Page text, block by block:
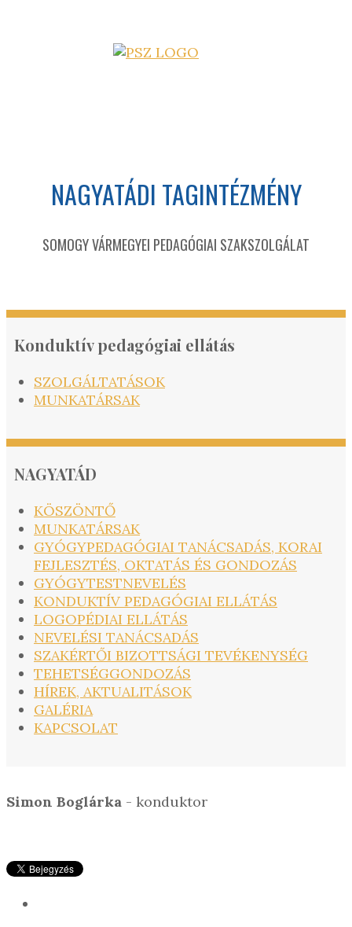
NAGYATÁDI TAGINTÉZMÉNY
SOMOGY VÁRMEGYEI PEDAGÓGIAI SZAKSZOLGÁLAT
Konduktív pedagógiai ellátás
SZOLGÁLTATÁSOK
MUNKATÁRSAK
NAGYATÁD
KÖSZÖNTŐ
MUNKATÁRSAK
GYÓGYPEDAGÓGIAI TANÁCSADÁS, KORAI
FEJLESZTÉS, OKTATÁS ÉS GONDOZÁS
GYÓGYTESTNEVELÉS
KONDUKTÍV PEDAGÓGIAI ELLÁTÁS
LOGOPÉDIAI ELLÁTÁS
NEVELÉSI TANÁCSADÁS
SZAKÉRTŐI BIZOTTSÁGI TEVÉKENYSÉG
TEHETSÉGGONDOZÁS
HÍREK, AKTUALITÁSOK
GALÉRIA
KAPCSOLAT
Simon Boglárka - konduktor